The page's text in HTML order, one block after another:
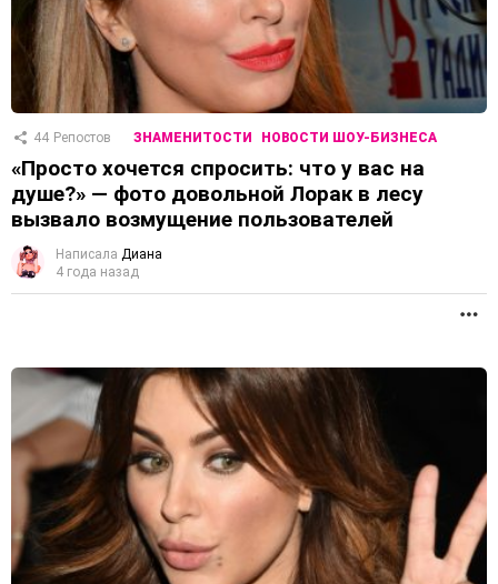
44 Репостов ЗНАМЕНИТОСТИ НОВОСТИ ШОУ-БИЗНЕСА
«Просто хочется спросить: что у вас на
душе?» — фото довольной Лорак в лесу
вызвало возмущение пользователей
Написала Диана
4 года назад